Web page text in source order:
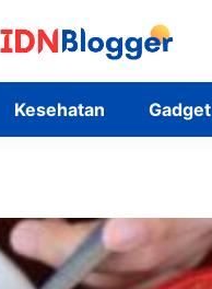
Kesehatan Gadget